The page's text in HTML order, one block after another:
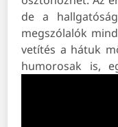
de a
megszólalók
vetítés a hátuk
humorosak is,